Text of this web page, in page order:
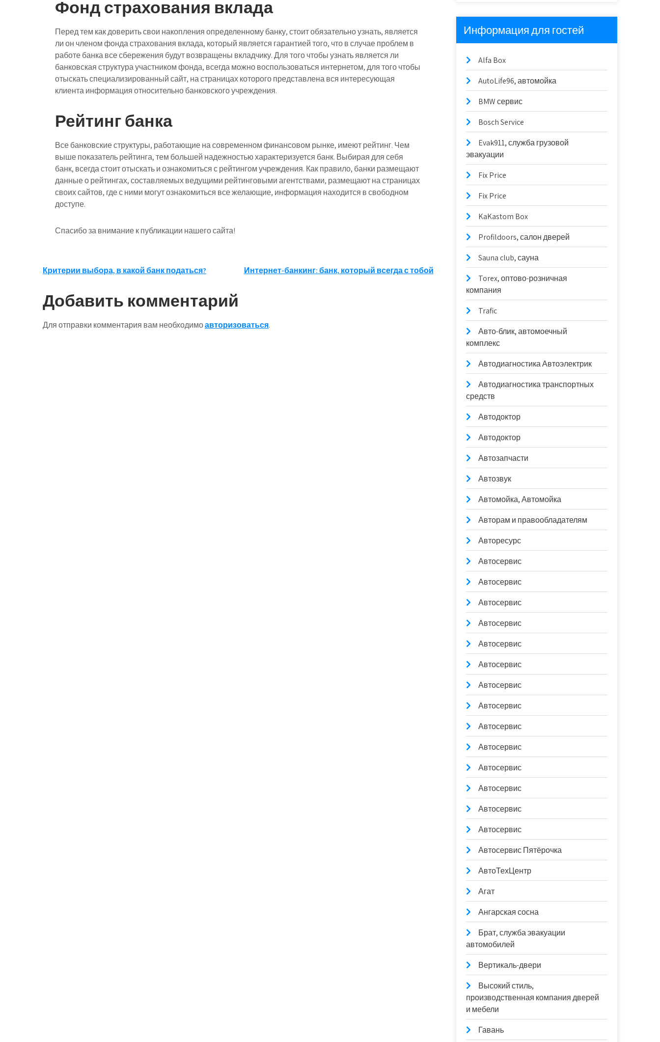
Фонд страхования вклада
Перед тем как доверить свои накопления определенному банку, стоит обязательно узнать, является
ли он членом фонда страхования вклада, который является гарантией того, что в случае проблем в
работе банка все сбережения будут возвращены вкладчику. Для того чтобы узнать является ли
банковская структура участником фонда, всегда можно воспользоваться интернетом, для того чтобы
отыскать специализированный сайт, на страницах которого представлена вся интересующая
клиента информация относительно банковского учреждения.
Рейтинг банка
Все банковские структуры, работающие на современном финансовом рынке, имеют рейтинг. Чем
выше показатель рейтинга, тем большей надежностью характеризуется банк. Выбирая для себя
банк, всегда стоит отыскать и ознакомиться с рейтингом учреждения. Как правило, банки размещают
данные о рейтингах, составляемых ведущими рейтинговыми агентствами, размещают на страницах
своих сайтов, где с ними могут ознакомиться все желающие, информация находится в свободном
доступе.
Спасибо за внимание к публикации нашего сайта!
Навигация
по
записям
Критерии выбора, в какой банк податься? Интернет-банкинг: банк, который всегда с тобой
Добавить комментарий
Для отправки комментария вам необходимоавторизоваться.
Информация для гостей
Alfa Box
AutoLife96, автомойка
BMW сервис
Bosch Service
Evak911, служба грузовой
эвакуации
Fix Price
Fix Price
KaKastom Box
Profildoors, салон дверей
Sauna club, сауна
Torex, оптово-розничная
компания
Trafic
Авто-блик, автомоечный
комплекс
Автодиагностика Автоэлектрик
Автодиагностика транспортных
средств
Автодоктор
Автодоктор
Автозапчасти
Автозвук
Автомойка, Автомойка
Авторам и правообладателям
Авторесурс
Автосервис
Автосервис
Автосервис
Автосервис
Автосервис
Автосервис
Автосервис
Автосервис
Автосервис
Автосервис
Автосервис
Автосервис
Автосервис
Автосервис
Автосервис Пятёрочка
АвтоТехЦентр
Агат
Ангарская сосна
Брат, служба эвакуации
автомобилей
Вертикаль-двери
Высокий стиль,
производственная компания дверей
и мебели
Гавань